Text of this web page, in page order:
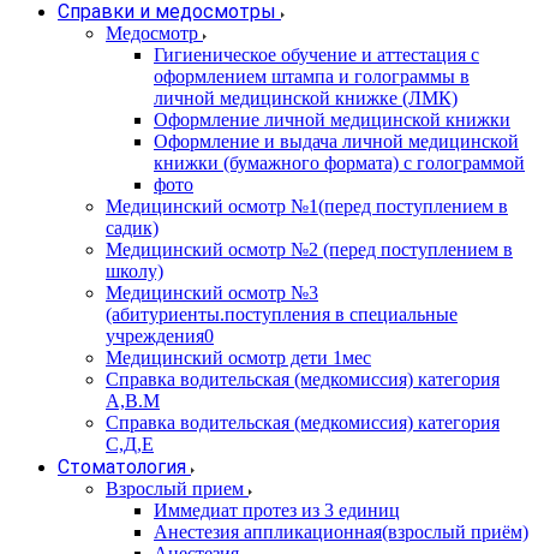
Справки и медосмотры
Медосмотр
Гигиеническое обучение и аттестация с
оформлением штампа и голограммы в
личной медицинской книжке (ЛМК)
Оформление личной медицинской книжки
Оформление и выдача личной медицинской
книжки (бумажного формата) с голограммой
фото
Медицинский осмотр №1(перед поступлением в
садик)
Медицинский осмотр №2 (перед поступлением в
школу)
Медицинский осмотр №3
(абитуриенты.поступления в специальные
учреждения0
Медицинский осмотр дети 1мес
Справка водительская (медкомиссия) категория
А,В.М
Справка водительская (медкомиссия) категория
С,Д,Е
Стоматология
Взрослый прием
Иммедиат протез из 3 единиц
Анестезия аппликационная(взрослый приём)